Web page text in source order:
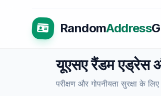
RandomAddress
यूएसए रैंडम एड्रेस
परीक्षण और गोपनीयता सुरक्षा के